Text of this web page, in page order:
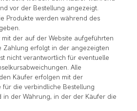
vor der Bestellung angezeigt.
Produkte werden während des
der auf der Website aufgeführten
Zahlung erfolgt in der angezeigten
nicht verantwortlich für eventuelle
Alle
Käufer erfolgen mit der
für die verbindliche Bestellung
in der Währung, in der der Käufer die